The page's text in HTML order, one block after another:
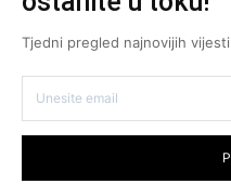
Tjedni pregled najnovijih